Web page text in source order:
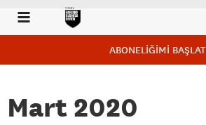
ABONELİĞİMİ BAŞLAT
Mart 2020